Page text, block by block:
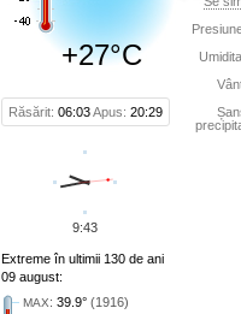
+27°C
Răsărit: 06:03Apus: 20:29
Extreme în ultimii 130 de ani
09 august:
MAX: 39.9° (1916)
9:43